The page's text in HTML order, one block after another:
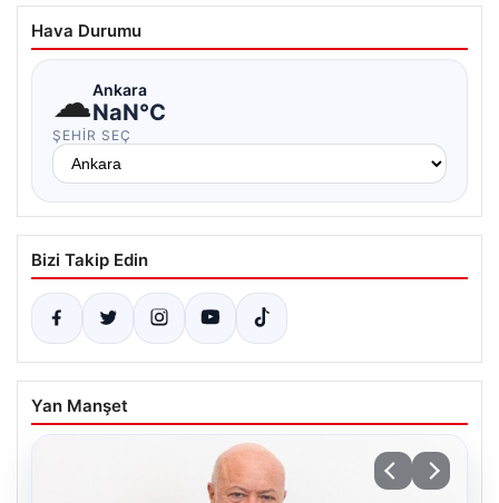
Hava Durumu
☁Ankara
NaN°C
ŞEHIR SEÇ
Bizi Takip Edin
Yan Manşet